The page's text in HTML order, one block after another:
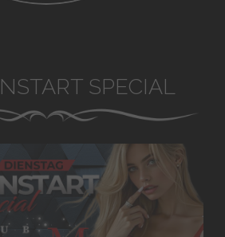
SPECIAL